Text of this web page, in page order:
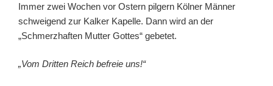
Immer zwei Wochen vor Ostern pilgern Kölner Männer
schweigend zur Kalker Kapelle. Dann wird an der
„Schmerzhaften Mutter Gottes“ gebetet.
„Vom Dritten Reich befreie uns!“